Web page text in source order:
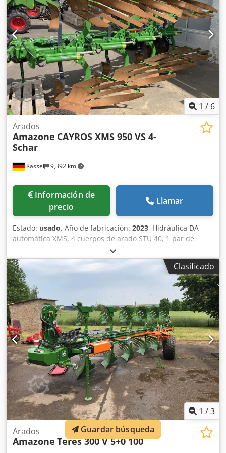
1 / 6
Kassel 9,392 km
Arados
Amazone CAYROS XMS 950 VS 4-
Schar
Información de
precio
Llamar
Estado: usado, Año de fabricación: 2023, Hidráulica DA
automática XMS, 4 cuerpos de arado STU 40, 1 par de
cuchillas 4x 430 HD, 1 par de protectores de desgaste, 1
par de 4 rejas delanteras M0 RH65-85, cuchilla de disco
DM 500 para desbloqueo hidráulico de piedras reforzado,
rueda de soporte oscilante DM680. Chsdpfxetvf Rwe Alyoa
Clasificado
1 /3
Arados
Amazone Teres 300 V 5+0 100
Guardar búsqueda